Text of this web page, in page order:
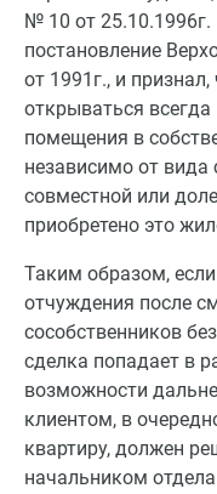
№ 10 от
постановление
от 1991г., и
открываться
помещения в
независимо от вида
совместной или
приобретено это
Таким образом,
отчуждения после
сособственников
сделка попадает в
возможности
клиентом, в
квартиру, должен
начальником